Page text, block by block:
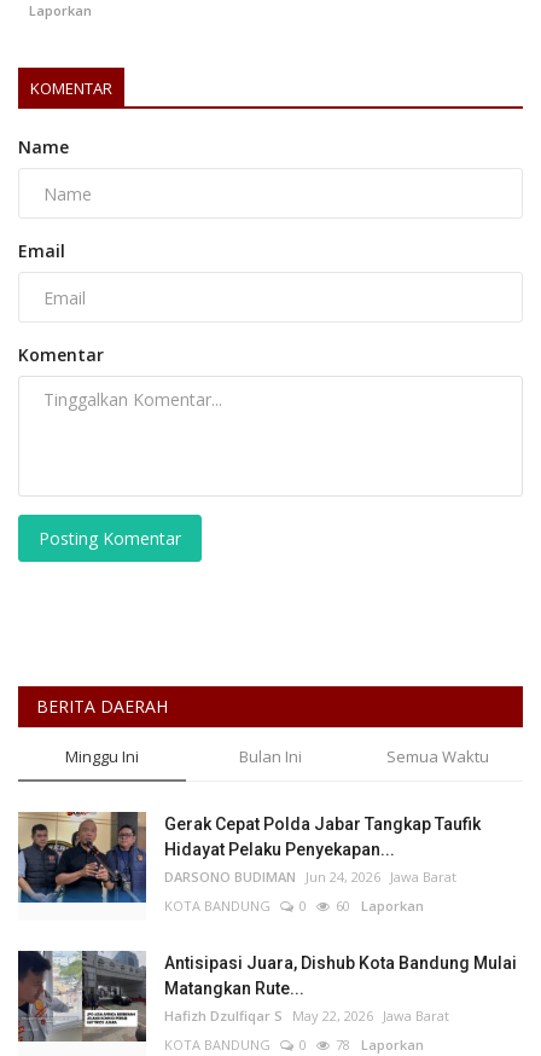
Laporkan
KOMENTAR
Name
Email
Komentar
Posting Komentar
BERITA DAERAH
Minggu Ini Bulan Ini Semua Waktu
Gerak Cepat Polda Jabar Tangkap Taufik
Hidayat Pelaku Penyekapan...
DARSONO BUDIMAN Jun 24, 2026 Jawa Barat
KOTA BANDUNG
0 60 Laporkan
Antisipasi Juara, Dishub Kota Bandung Mulai
Matangkan Rute...
Hafizh Dzulfiqar S May 22, 2026 Jawa Barat
KOTA BANDUNG
0 78 Laporkan